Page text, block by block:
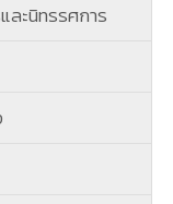
ละนิทรรศการ